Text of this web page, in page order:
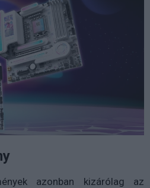
azonban kizárólag az